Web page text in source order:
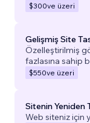
$300ve üzeri
Gelişmiş Site
Özelleştirilmiş
fazlasına sahip
$550ve üzeri
Sitenin Yeniden
Web siteniz için